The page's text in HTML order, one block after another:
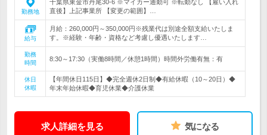
勤務地
千葉県東金市丹尾30-6 ※マイカー通勤可 ※転勤なし 【雇い入れ
直後】上記事業所 【変更の範囲】…
給与
月給：260,000円～350,000円※残業代は別途全額支給いたしま
す。※経験・年齢・資格など考慮し優遇いたします…
勤務
時間
8:30～17:30（実働8時間／休憩1時間）時間外労働有無：有
休日
休暇
【年間休日115日】◆完全週休2日制◆有給休暇（10～20日）◆
年末年始休暇◆育児休業◆介護休業
求人詳細を見る 気になる